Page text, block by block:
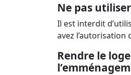
Ne pas
Il est interdit
avez
Rendre le